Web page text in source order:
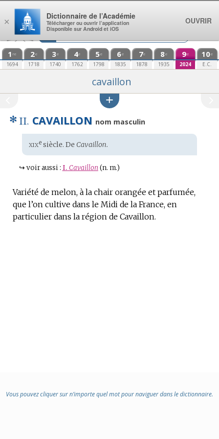
Aller au contenu
1 re
1694
2e
1718
3e
1740
4e
1762
5e
1798
6e
1835
7e
1878
8e
1935
9e
2024
10e
E.C.
cavaillon
✻ II. CAVAILLON nom masculin
Étymologie
:
xixesiècle. De Cavaillon.
↪ voir aussi : I. Cavaillon (n. m.)
Variété de melon, à la chair orangée et parfumée,
que l’on cultive dans le Midi de la France, en
particulier dans la région de Cavaillon.
Vous pouvez cliquer sur n’importe quel mot pour naviguer dans le dictionnaire.
×
Dictionnaire de l’Académie
Télécharger ou ouvrir l’application
Disponible sur Android et iOS
OUVRIR